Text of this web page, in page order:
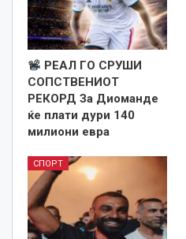
РЕАЛ ГО СРУШИ
СОПСТВЕНИОТ
РЕКОРД За Диоманде
ќе плати дури 140
милиони евра
СПОРТ